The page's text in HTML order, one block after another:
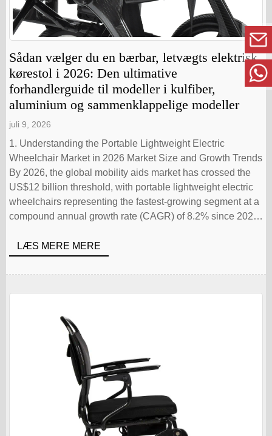
Sådan vælger du en bærbar, letvægts elektrisk
kørestol i 2026: Den ultimative
forhandlerguide til modeller i kulfiber,
aluminium og sammenklappelige modeller
juli 9, 2026
1. Understanding the Portable Lightweight Electric
Wheelchair Market in 2026 Market Size and Growth Trends
By 2026, the global mobility aids market has crossed the
US$12 billion threshold, with portable lightweight electric
wheelchairs representing the fastest-growing segment at a
compound annual growth rate (CAGR) of 8.2% since 2022.
LÆS MERE MERE